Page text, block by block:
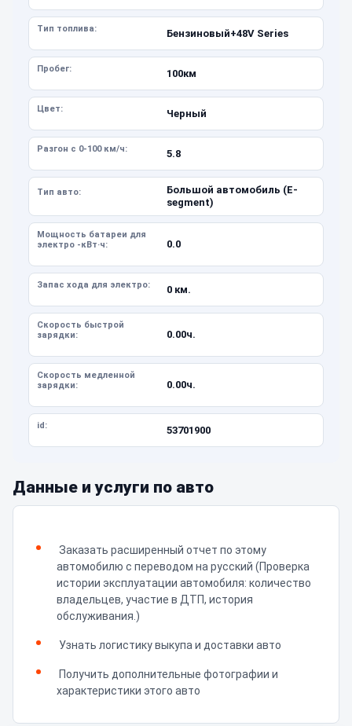
Тип топлива: Бензиновый+48V Series
Пробег: 100км
Цвет: Черный
Разгон с 0-100 км/ч: 5.8
Тип авто:
Большой автомобиль (E-
segment)
Мощность батареи для
электро -кВт·ч:
0.0
Запас хода для электро: 0 км.
Скорость быстрой
зарядки:
0.00ч.
Скорость медленной
зарядки:
0.00ч.
id: 53701900
Данные и услуги по авто
Заказать расширенный отчет по этому
автомобилю с переводом на русский (Проверка
истории эксплуатации автомобиля: количество
владельцев, участие в ДТП, история
обслуживания.)
Узнать логистику выкупа и доставки авто
Получить дополнительные фотографии и
характеристики этого авто